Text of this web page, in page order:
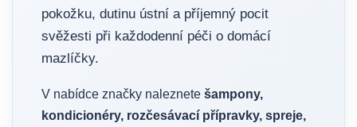
pokožku, dutinu ústní a příjemný pocit
svěžesti při každodenní péči o domácí
mazlíčky.
V nabídce značky naleznete šampony,
kondicionéry, rozčesávací přípravky, spreje,